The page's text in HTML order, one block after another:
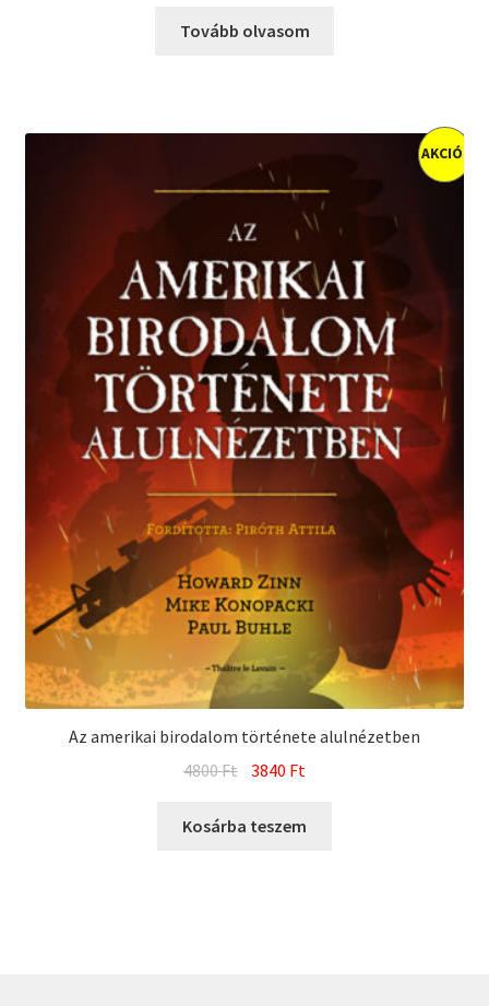
Tovább olvasom
Az amerikai birodalom története alulnézetben
AKCIÓ!
4800Ft Original
was:
3840 Ft
is:
Kosárba teszem